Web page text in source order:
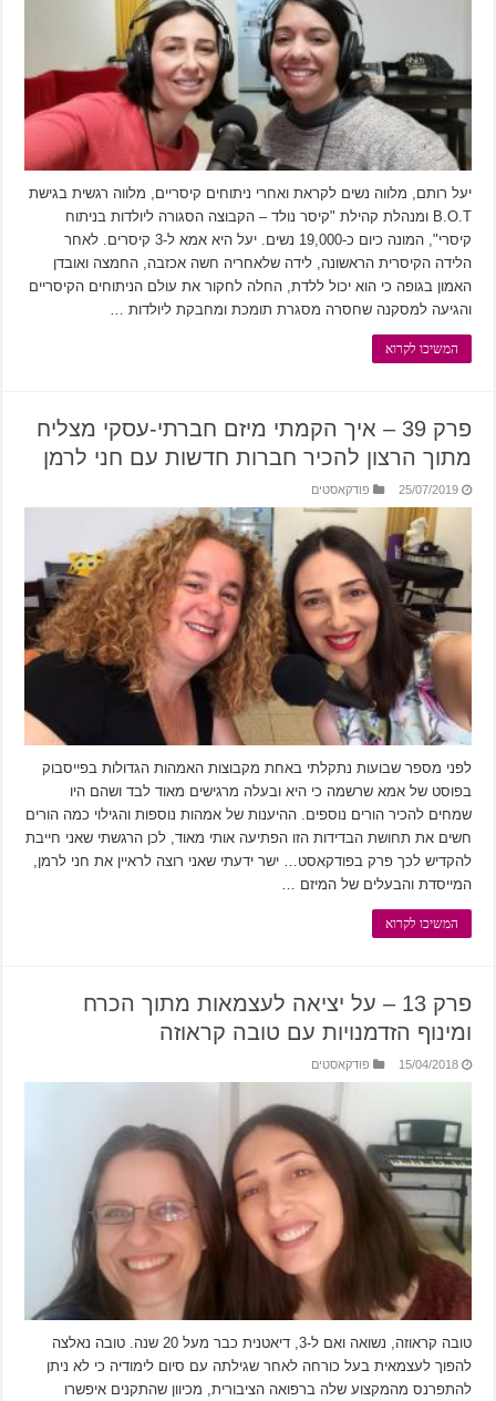
יעל רותם, מלווה נשים לקראת ואחרי ניתוחים קיסריים, מלווה רגשית בגישת
B.O.T ומנהלת קהילת "קיסר נולד – הקבוצה הסגורה ליולדות בניתוח
קיסרי", המונה כיום כ-19,000 נשים. יעל היא אמא ל-3 קיסרים. לאחר
הלידה הקיסרית הראשונה, לידה שלאחריה חשה אכזבה, החמצה ואובדן
האמון בגופה כי הוא יכול ללדת, החלה לחקור את עולם הניתוחים הקיסריים
והגיעה למסקנה שחסרה מסגרת תומכת ומחבקת ליולדות …
המשיכו לקרוא
פרק 39 – איך הקמתי מיזם חברתי-עסקי מצליח
מתוך הרצון להכיר חברות חדשות עם חני לרמן
25/07/2019 פודקאסטים
לפני מספר שבועות נתקלתי באחת מקבוצות האמהות הגדולות בפייסבוק
בפוסט של אמא שרשמה כי היא ובעלה מרגישים מאוד לבד ושהם היו
שמחים להכיר הורים נוספים. ההיענות של אמהות נוספות והגילוי כמה הורים
חשים את תחושת הבדידות הזו הפתיעה אותי מאוד, לכן הרגשתי שאני חייבת
להקדיש לכך פרק בפודקאסט… ישר ידעתי שאני רוצה לראיין את חני לרמן,
המייסדת והבעלים של המיזם …
המשיכו לקרוא
פרק 13 – על יציאה לעצמאות מתוך הכרח
ומינוף הזדמנויות עם טובה קראוזה
15/04/2018 פודקאסטים
טובה קראוזה, נשואה ואם ל-3, דיאטנית כבר מעל 20 שנה. טובה נאלצה
להפוך לעצמאית בעל כורחה לאחר שגילתה עם סיום לימודיה כי לא ניתן
להתפרנס מהמקצוע שלה ברפואה הציבורית, מכיוון שהתקנים איפשרו